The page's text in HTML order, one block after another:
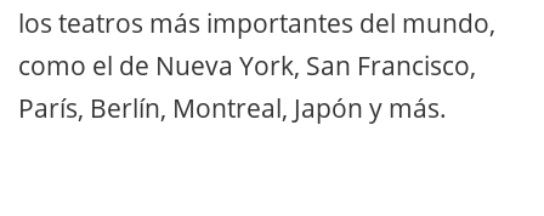
los teatros más importantes del mundo,
como el de Nueva York, San Francisco,
París, Berlín, Montreal, Japón y más.